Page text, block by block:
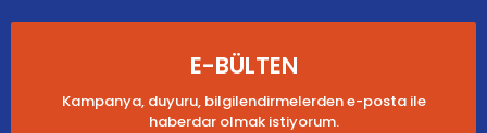
E-BÜLTEN
Kampanya, duyuru, bilgilendirmelerden e-posta ile
haberdar olmak istiyorum.